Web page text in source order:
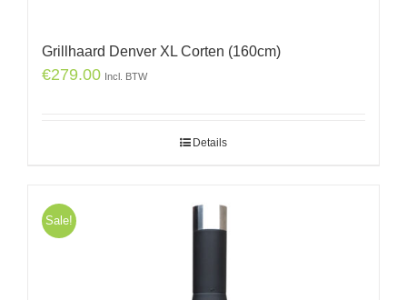
Grillhaard Denver XL Corten (160cm)
€279.00 Incl. BTW
Details
Sale!